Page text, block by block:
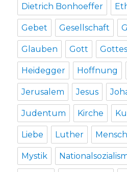
Dietrich Bonhoeffer
Gebet Gesellschaft
Glauben Gott
Heidegger Hoffnung
Jerusalem Jesus
Judentum Kirche
Liebe Luther Mensch
Mystik